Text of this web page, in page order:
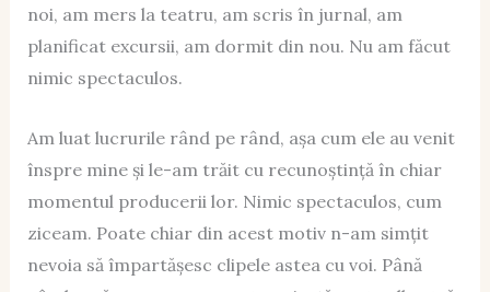
noi, am mers la teatru, am scris în jurnal, am
planificat excursii, am dormit din nou. Nu am făcut
nimic spectaculos.
Am luat lucrurile rând pe rând, așa cum ele au venit
înspre mine și le-am trăit cu recunoștință în chiar
momentul producerii lor. Nimic spectaculos, cum
ziceam. Poate chiar din acest motiv n-am simțit
nevoia să împartășesc clipele astea cu voi. Până